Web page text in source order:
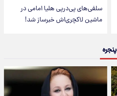
سلفی‌های پی‌درپی هلیا امامی در
ماشین لاکچری‌اش خبرساز شد!
پنجره